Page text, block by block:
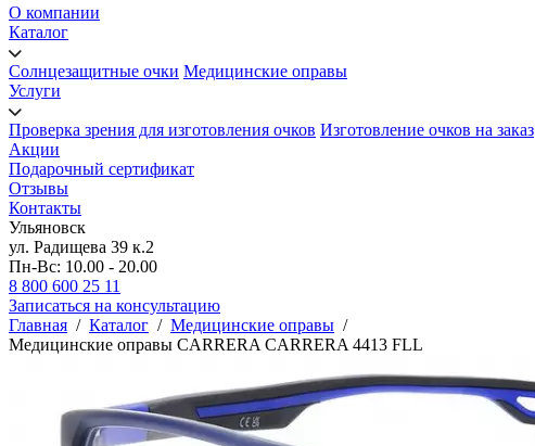
О компании
Каталог
Солнцезащитные очки Медицинские оправы
Услуги
Проверка зрения для изготовления очков Изготовление очков на заказ
Акции
Подарочный сертификат
Отзывы
Контакты
Ульяновск
ул. Радищева 39 к.2
Пн-Вс: 10.00 - 20.00
8 800 600 25 11
Записаться на консультацию
Главная / Каталог / Медицинские оправы /
Медицинские оправы CARRERA CARRERA 4413 FLL